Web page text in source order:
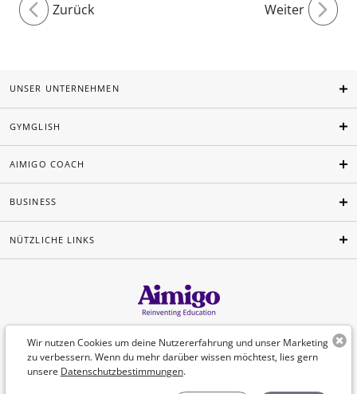
Zurück Weiter
Wir nutzen Cookies um deine Nutzererfahrung und unser Marketing
zu verbessern. Wenn du mehr darüber wissen möchtest, lies gern
unsere Datenschutzbestimmungen.
UNSER UNTERNEHMEN
GYMGLISH
AIMIGO COACH
BUSINESS
NÜTZLICHE LINKS
Deutsch
©Aimigo 2026